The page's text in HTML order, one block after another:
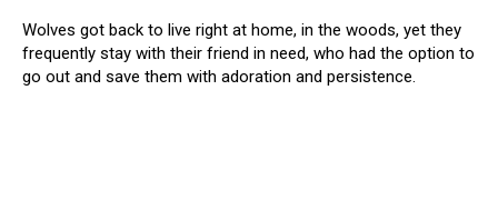
Wolves got back to live right at home, in the woods, yet they
frequently stay with their friend in need, who had the option to
go out and save them with adoration and persistence.